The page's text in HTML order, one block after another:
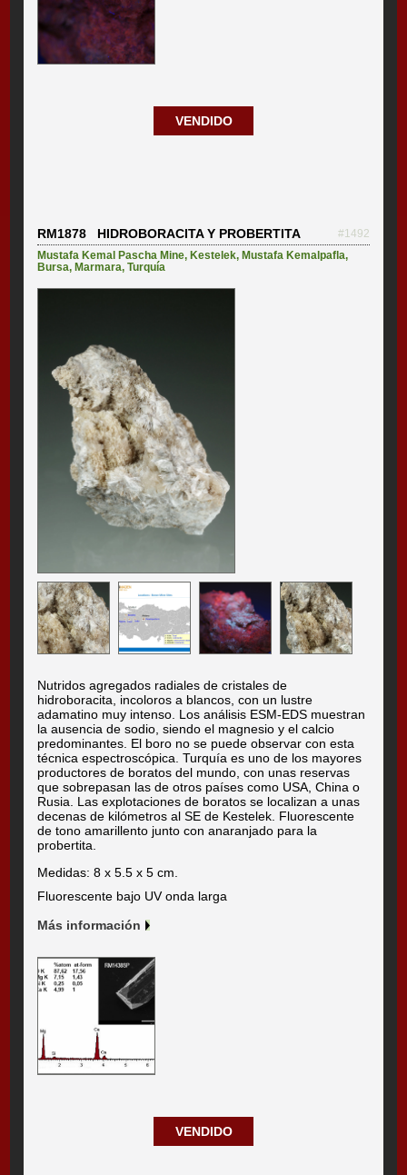
VENDIDO
RM1878 HIDROBORACITA Y PROBERTITA
#1492
Mustafa Kemal Pascha Mine, Kestelek, Mustafa Kemalpafla,
Bursa, Marmara,Turquía
Nutridos agregados radiales de cristales de
hidroboracita, incoloros a blancos, con un lustre
adamatino muy intenso. Los análisis ESM-EDS muestran
la ausencia de sodio, siendo el magnesio y el calcio
predominantes. El boro no se puede observar con esta
técnica espectroscópica. Turquía es uno de los mayores
productores de boratos del mundo, con unas reservas
que sobrepasan las de otros países como USA, China o
Rusia. Las explotaciones de boratos se localizan a unas
decenas de kilómetros al SE de Kestelek. Fluorescente
de tono amarillento junto con anaranjado para la
probertita.
Medidas: 8 x 5.5 x 5 cm.
Fluorescente bajo UV onda larga
Más información
VENDIDO